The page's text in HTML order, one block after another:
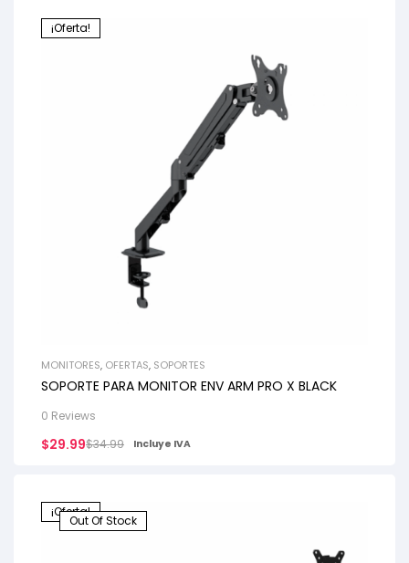
¡Oferta!
MONITORES, OFERTAS, SOPORTES
SOPORTE PARA MONITOR ENV ARM PRO X BLACK
0 Reviews
$34.99
$29.99 Incluye IVA
¡Oferta!
Out Of Stock